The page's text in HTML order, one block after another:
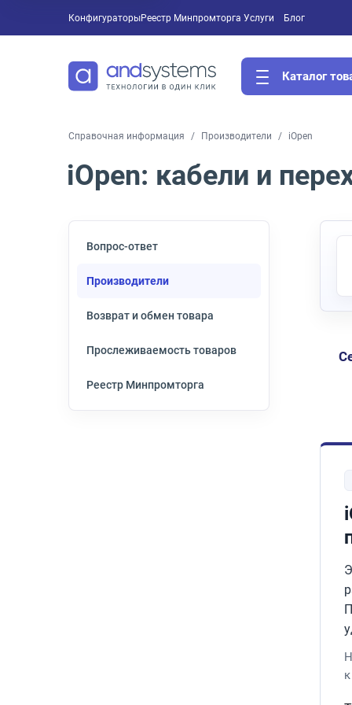
Конфигураторы Услуги
Реестр Минпромторга Блог
Каталог
Справочная информация Производители iOpen
iOpen: кабели и
Вопрос-ответ
Производители
Возврат и обмен товара
Прослеживаемость товаров
Реестр Минпромторга